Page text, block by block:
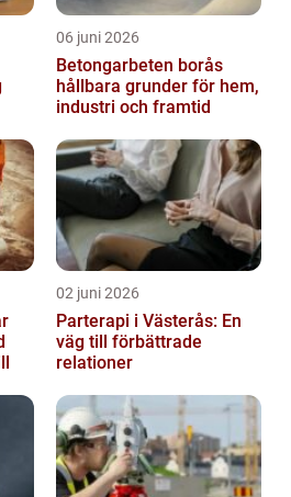
06 juni 2026
Betongarbeten borås
hållbara grunder för hem,
industri och framtid
02 juni 2026
Parterapi i Västerås: En
väg till förbättrade
relationer